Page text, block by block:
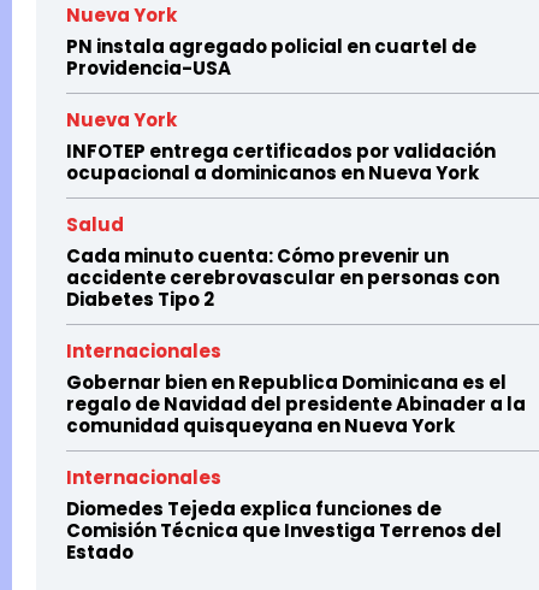
Nueva York
PN instala agregado policial en cuartel de
Providencia-USA
Nueva York
INFOTEP entrega certificados por validación
ocupacional a dominicanos en Nueva York
Salud
Cada minuto cuenta: Cómo prevenir un
accidente cerebrovascular en personas con
Diabetes Tipo 2
Internacionales
Gobernar bien en Republica Dominicana es el
regalo de Navidad del presidente Abinader a la
comunidad quisqueyana en Nueva York
Internacionales
Diomedes Tejeda explica funciones de
Comisión Técnica que Investiga Terrenos del
Estado